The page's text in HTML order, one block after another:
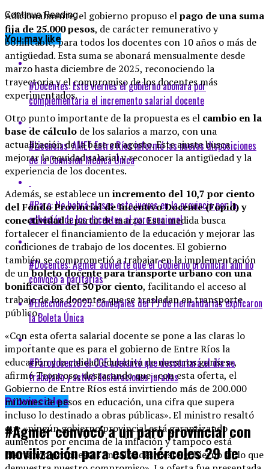
Adicionalmente, el gobierno propuso elpago de una suma
fija de 25.000 pesos, de carácter remunerativo y
bonificable, para todos los docentes con 10 años o más de
antigüedad. Esta suma se abonará mensualmente desde
marzo hasta diciembre de 2025, reconociendo la
trayectoria y el compromiso de los docentes más
experimentados.
Otro punto importante de la propuesta es el cambio en la
base de cálculo de los salarios a marzo, con una
actualización de la base en agosto. Este ajuste busca
mejorar la equidad salarial y reconocer la antigüedad y la
experiencia de los docentes.
Además, se establece unincremento del 10,7 por ciento
del Fondo Provincial de Incentivo Docente (Fopid) y
conectividada partir de marzo. Esta medida busca
fortalecer el financiamiento de la educación y mejorar las
condiciones de trabajo de los docentes. El gobierno
también se comprometió a trabajar en la implementación
de unboleto docente para transporte urbano con una
bonificación del 50 por ciento, facilitando el acceso al
trabajo de los docentes que se trasladan en transporte
público.
«Con esta oferta salarial docente se pone a las claras lo
importante que es para el gobierno de Entre Ríos la
educación y la calidad educativa de nuestros gurises»,
afirmó Troncoso, destacando que «con esta oferta, el
Gobierno de Entre Ríos está invirtiendo más de 200.000
millones de pesos en educación, una cifra que supera
incluso lo destinado a obras públicas». El ministro resaltó
que «ningún gobierno provincial está garantizando
aumentos por encima de la inflación y tampoco está
ofertando propuestas anualizadas y este gobierno sí, lo que
Continue Reading
You may like
#Docentes: Este viernes el gobierno abonará por
complementaria el incremento salarial docente
#Licencias: AMET Entre Ríos informó las nuevas disposiciones
de la Comisión Médica Única
#Paro: No habrá clases este jueves en la provincia por la
adhesión de los docentes al paro nacional
#Docentes: Agmer advierte que el Gobierno provincial aún no
convocó a paritarias
#Elecciones2025: Concejales del PJ de Hernandarias explicaron
la Boleta Única
#Parodocente: el CGE adelantó que descontará el día no
trabajado y activó declaraciones juradas
Provinciales
#Agmer convocó a un paro provincial con
movilización para este miércoles 29 de